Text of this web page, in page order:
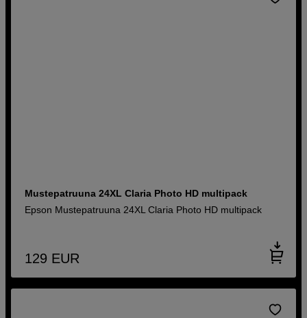
Mustepatruuna 24XL Claria Photo HD multipack
Epson Mustepatruuna 24XL Claria Photo HD multipack
129 EUR